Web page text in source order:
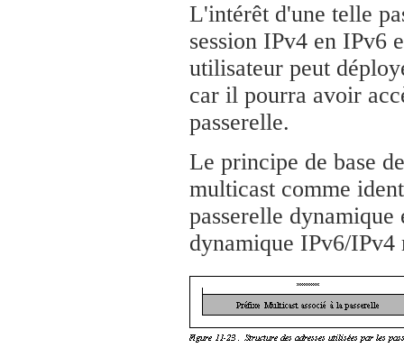
L'intérêt d'une telle
session IPv4 en IPv6
utilisateur peut
car il pourra avoir
passerelle.
Le principe de base
multicast comme
passerelle
dynamique IPv6/IPv4